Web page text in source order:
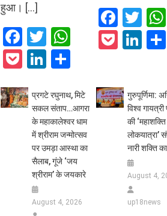
हुआ। […]
Facebook
TwitterWhatsApp
PocketLinkedIn
Pocket
प्रगटे रघुनाथ, मिटे
सकल संताप…आगरा
के महाकालेश्वर धाम
में श्रीराम जन्मोत्सव
पर उमड़ा आस्था का
सैलाब, गूंजे ‘जय
श्रीराम’ के जयकारे
August 4, 2026
गुरुपूर्णिमा:
विश्व गायत्री
की
लोकयात्रा’
नारी शक्ति
August 4,
up18news